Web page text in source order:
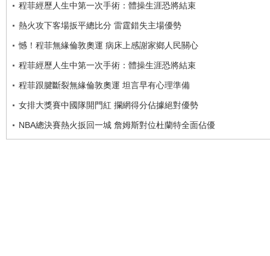
程菲經歷人生中第一次手術：體操生涯恐將結束
熱火攻下客場扳平總比分 雷霆錯失主場優勢
憾！程菲無緣倫敦奧運 病床上感謝家鄉人民關心
程菲經歷人生中第一次手術：體操生涯恐將結束
程菲跟腱斷裂無緣倫敦奧運 坦言早有心理準備
女排大獎賽中國隊開門紅 攔網得分佔據絕對優勢
NBA總決賽熱火扳回一城 詹姆斯對位杜蘭特全面佔優